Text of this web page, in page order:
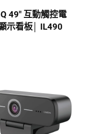
49″ 互動觸控電
示看板│ IL490